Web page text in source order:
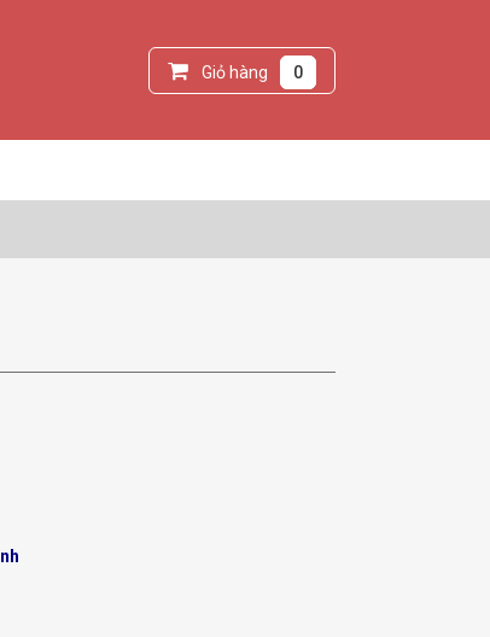
Giỏ hàng 0